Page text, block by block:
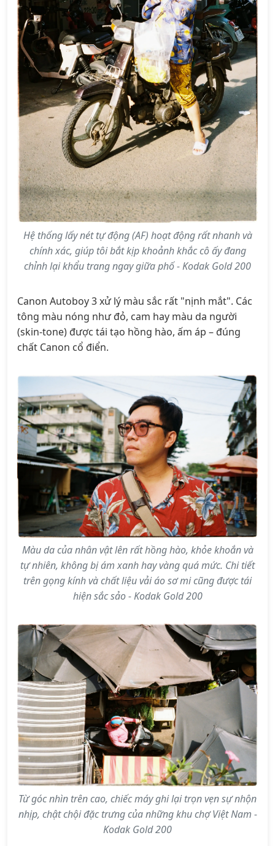
Hệ thống lấy nét tự động (AF) hoạt động rất nhanh và
chính xác, giúp tôi bắt kịp khoảnh khắc cô ấy đang
chỉnh lại khẩu trang ngay giữa phố - Kodak Gold 200
Canon Autoboy 3 xử lý màu sắc rất "nịnh mắt". Các
tông màu nóng như đỏ, cam hay màu da người
(skin-tone) được tái tạo hồng hào, ấm áp – đúng
chất Canon cổ điển.
Màu da của nhân vật lên rất hồng hào, khỏe khoắn và
tự nhiên, không bị ám xanh hay vàng quá mức. Chi tiết
trên gọng kính và chất liệu vải áo sơ mi cũng được tái
hiện sắc sảo - Kodak Gold 200
Từ góc nhìn trên cao, chiếc máy ghi lại trọn vẹn sự nhộn
nhịp, chật chội đặc trưng của những khu chợ Việt Nam -
Kodak Gold 200